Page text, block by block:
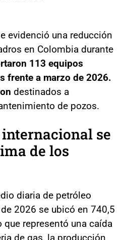
evidenció una reducción
en Colombia durante
113 equipos
frente a marzo de 2026.
destinados a
de pozos.
se
de los
diaria de petróleo
2026 se ubicó en 740,5
representó una caída
de gas, la producción